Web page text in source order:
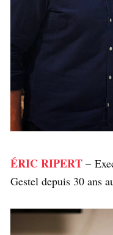
ÉRIC RIPERT –
Gestel depuis 30 ans